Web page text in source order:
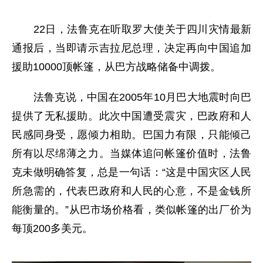
22日，法鲁克在听取罗大使关于四川灾情最新
通报后，当即请示吉拉尼总理，决定再向中国追加
援助10000顶帐篷，从巴方战略储备中调拨。
法鲁克说，中国在2005年10月巴大地震时向巴
提供了无私援助。此次中国遭受震灾，巴政府和人
民感同身受，愿倾力相助。巴国力有限，只能倾己
所有以尽绵薄之力。当媒体追问帐篷价值时，法鲁
克未做明确答复，总是一句话：“这是中国灾区人民
所急需的，代表巴政府和人民的心意，不是金钱所
能衡量的。”从巴市场价格看，类似帐篷的出厂价为
每顶200多美元。